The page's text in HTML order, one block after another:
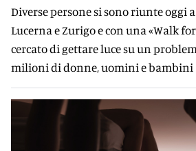
Diverse persone si sono riunte oggi
Lucerna e Zurigo e con una «Walk
cercato di gettare luce su un
milioni di donne, uomini e bambini